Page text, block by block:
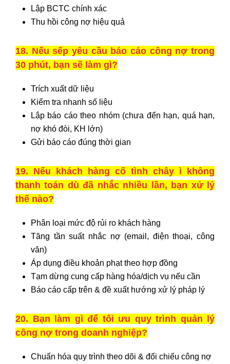
Lập BCTC chính xác
Thu hồi công nợ hiệu quả
18. Nếu sếp yêu cầu báo cáo công nợ trong
30 phút, bạn sẽ làm gì?
Trích xuất dữ liệu
Kiểm tra nhanh số liệu
Lập báo cáo theo nhóm (chưa đến hạn, quá hạn,
nợ khó đòi, KH lớn)
Gửi báo cáo đúng thời gian
19. Nếu khách hàng cố tình chây ì không
thanh toán dù đã nhắc nhiều lần, bạn xử lý
thế nào?
Phân loại mức độ rủi ro khách hàng
Tăng tần suất nhắc nợ (email, điện thoại, công
văn)
Áp dụng điều khoản phạt theo hợp đồng
Tạm dừng cung cấp hàng hóa/dịch vụ nếu cần
Báo cáo cấp trên & đề xuất hướng xử lý pháp lý
20. Bạn làm gì để tối ưu quy trình quản lý
công nợ trong doanh nghiệp?
Chuẩn hóa quy trình theo dõi & đối chiếu công nợ